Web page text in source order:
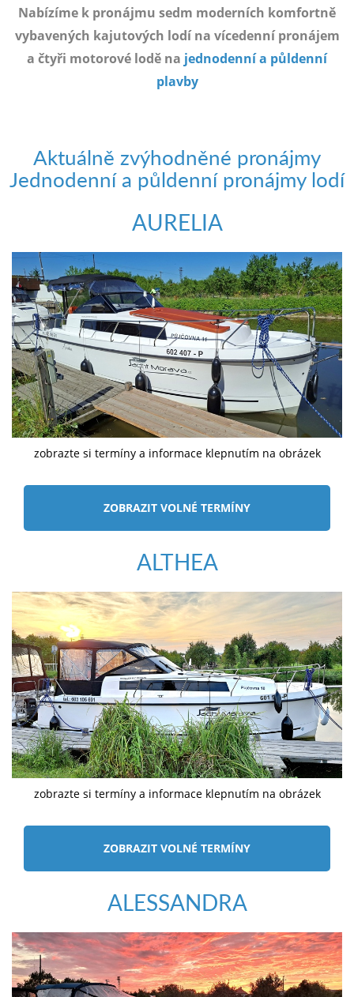
Nabízíme k pronájmu sedm moderních komfortně
vybavených kajutových lodí na vícedenní pronájem
a čtyři motorové lodě na jednodenní a půldenní
plavby
Aktuálně zvýhodněné pronájmy
Jednodenní a půldenní pronájmy lodí
AURELIA
zobrazte si termíny a informace klepnutím na obrázek
ZOBRAZIT VOLNÉ TERMÍNY
ALTHEA
zobrazte si termíny a informace klepnutím na obrázek
ZOBRAZIT VOLNÉ TERMÍNY
ALESSANDRA
mailem.
objednat
poukaz